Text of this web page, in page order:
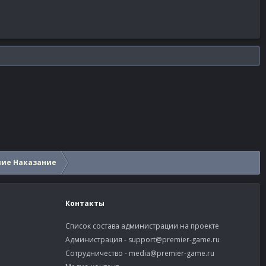
Наказание
Контакты
Список состава администрации на проекте
Администрация - support@premier-game.ru
Сотрудничество - media@premier-game.ru